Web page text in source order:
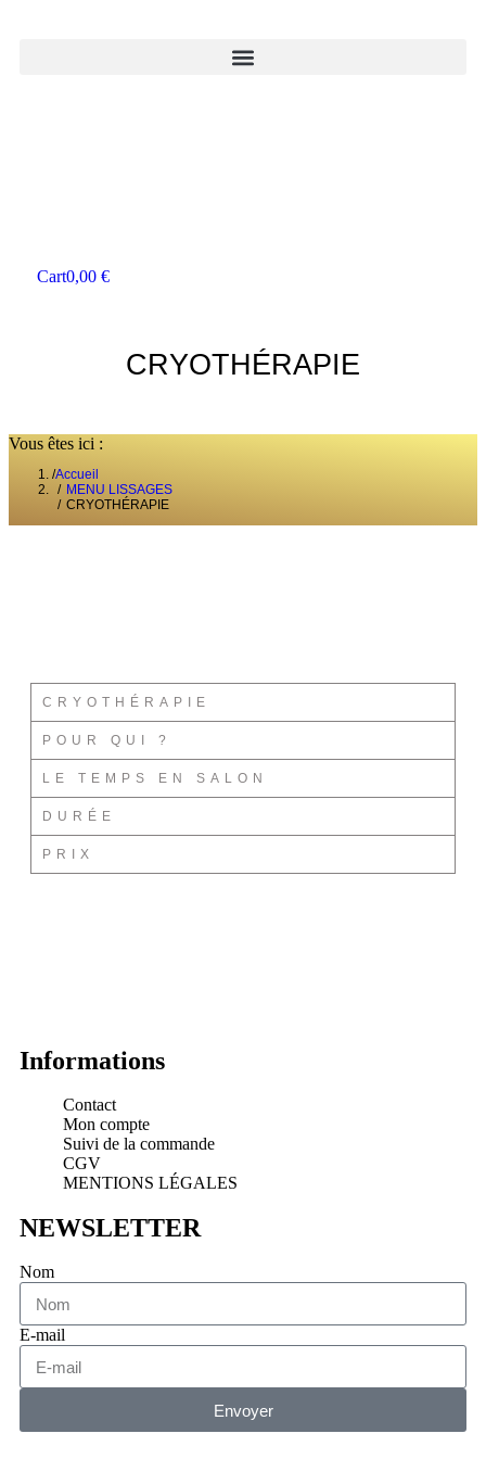
Cart0,00 €
CRYOTHÉRAPIE
Vous êtes ici :
Accueil
MENU LISSAGES
CRYOTHÉRAPIE
CRYOTHÉRAPIE
POUR QUI ?
LE TEMPS EN SALON
DURÉE
PRIX
Informations
Contact
Mon compte
Suivi de la commande
CGV
MENTIONS LÉGALES
NEWSLETTER
Nom
E-mail
Envoyer